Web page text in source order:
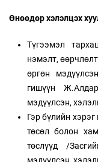
Өнөөдөр хэлэлцэх
Түгээмэл
нэмэлт,
өргөн
гишүүн
мэдүүлсэн,
Гэр бүлийн
төсөл болон
төслүүд /